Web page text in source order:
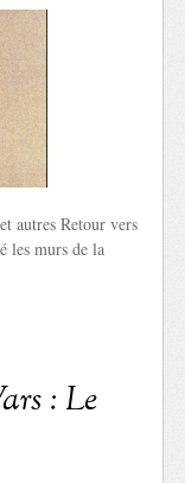
autres Retour vers
les murs de la
: Le